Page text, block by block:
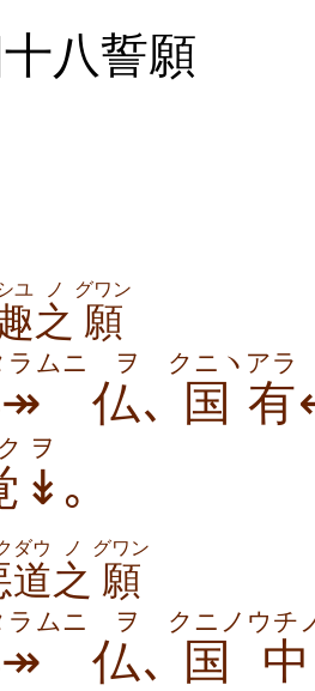
八誓願
ユ
之
ノ
願
グワン
↠
ラムニ
仏
ヲ
､ 国
クニヽ
有
アラ
↡
ヲ
｡
道
ダウ
之
ノ
願
グワン
↠
ラムニ
仏
ヲ
､ 国
クニノ
中
ウチ